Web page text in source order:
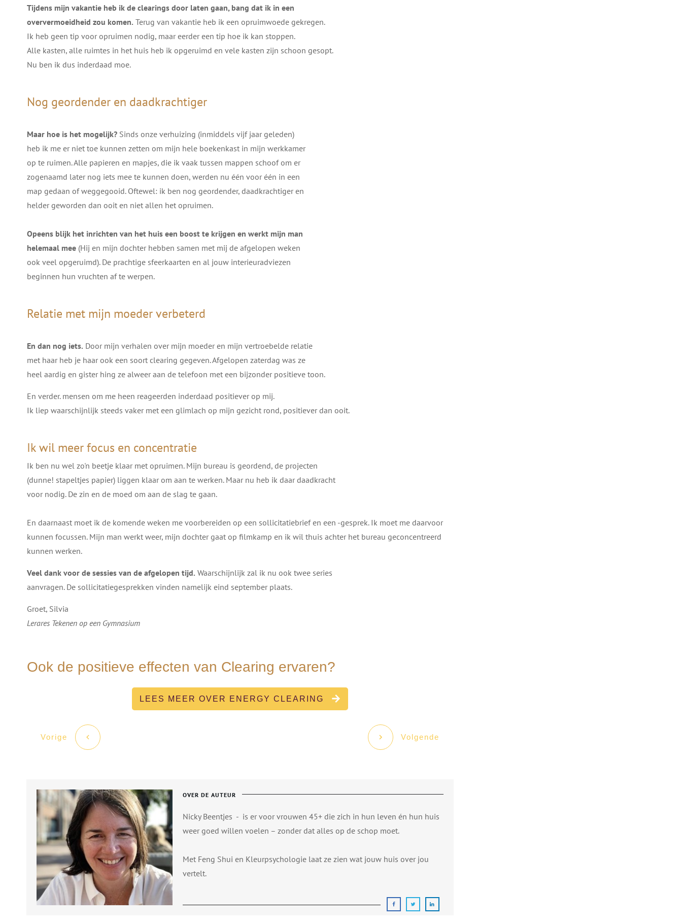
Tijdens mijn vakantie heb ik de clearings door laten gaan, bang dat ik in een
oververmoeidheid zou komen. Terug van vakantie heb ik een opruimwoede gekregen.
Ik heb geen tip voor opruimen nodig, maar eerder een tip hoe ik kan stoppen.
Alle kasten, alle ruimtes in het huis heb ik opgeruimd en vele kasten zijn schoon gesopt.
Nu ben ik dus inderdaad moe.
Nog geordender en daadkrachtiger
Maar hoe is het mogelijk? Sinds onze verhuizing (inmiddels vijf jaar geleden)
heb ik me er niet toe kunnen zetten om mijn hele boekenkast in mijn werkkamer
op te ruimen. Alle papieren en mapjes, die ik vaak tussen mappen schoof om er
zogenaamd later nog iets mee te kunnen doen, werden nu één voor één in een
map gedaan of weggegooid. Oftewel: ik ben nog geordender, daadkrachtiger en
helder geworden dan ooit en niet allen het opruimen.
Opeens blijk het inrichten van het huis een boost te krijgen en werkt mijn man
helemaal mee (Hij en mijn dochter hebben samen met mij de afgelopen weken
ook veel opgeruimd). De prachtige sfeerkaarten en al jouw interieuradviezen
beginnen hun vruchten af te werpen.
Relatie met mijn moeder verbeterd
En dan nog iets. Door mijn verhalen over mijn moeder en mijn vertroebelde relatie
met haar heb je haar ook een soort clearing gegeven. Afgelopen zaterdag was ze
heel aardig en gister hing ze alweer aan de telefoon met een bijzonder positieve toon.
En verder. mensen om me heen reageerden inderdaad positiever op mij.
Ik liep waarschijnlijk steeds vaker met een glimlach op mijn gezicht rond, positiever dan ooit.
Ik wil meer focus en concentratie
Ik ben nu wel zo'n beetje klaar met opruimen. Mijn bureau is geordend, de projecten
(dunne! stapeltjes papier) liggen klaar om aan te werken. Maar nu heb ik daar daadkracht
voor nodig. De zin en de moed om aan de slag te gaan.
En daarnaast moet ik de komende weken me voorbereiden op een sollicitatiebrief en een -gesprek. Ik moet me daarvoor
kunnen focussen. Mijn man werkt weer, mijn dochter gaat op filmkamp en ik wil thuis achter het bureau geconcentreerd
kunnen werken.
Veel dank voor de sessies van de afgelopen tijd. Waarschijnlijk zal ik nu ook twee series
aanvragen. De sollicitatiegesprekken vinden namelijk eind september plaats.
Groet, Silvia
Lerares Tekenen op een Gymnasium
Ook de positieve effecten van Clearing ervaren?
LEES MEER OVER ENERGY CLEARING
Vorige Volgende
OVER DE AUTEUR
Nicky Beentjes - is er voor vrouwen 45+ die zich in hun leven én hun huis
weer goed willen voelen – zonder dat alles op de schop moet.
Met Feng Shui en Kleurpsychologie laat ze zien wat jouw huis over jou
vertelt.